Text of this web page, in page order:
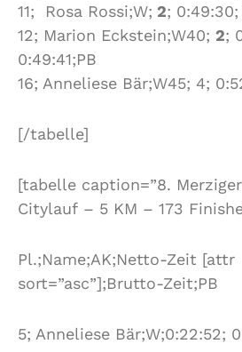
11; Rosa Rossi;W; 2;
12; Marion Eckstein;W40; 2;
0:49:41;PB
16; Anneliese Bär;W45; 4;
[/tabelle]
[tabelle caption=”8.
Citylauf – 5 KM – 173
Pl.;Name;AK;Netto-Zeit [attr
sort=”asc”];Brutto-Zeit;PB
5; Anneliese Bär;W;0:22:52;